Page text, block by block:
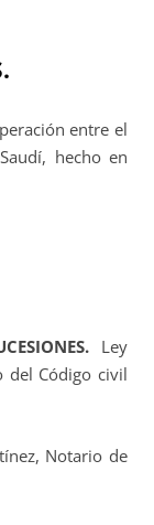
entre el
hecho en
Ley
Código civil
Notario de